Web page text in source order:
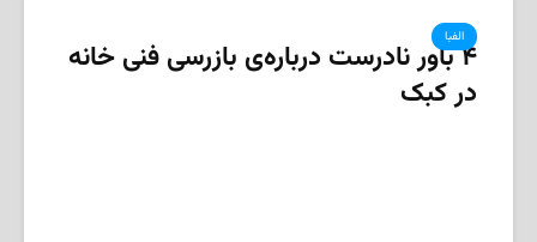
الفبا
۴ باور نادرست درباره‌ی بازرسی فنی خانه
در کبک